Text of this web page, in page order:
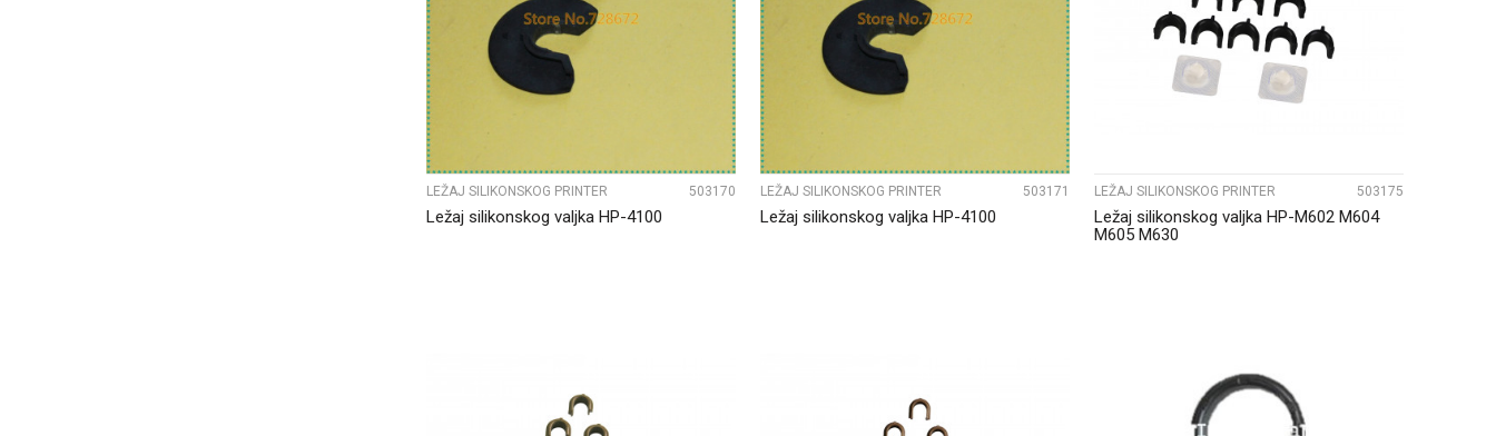
UPOREDI
LEŽAJ SILIKONSKOG PRINTER 503170
Ležaj silikonskog valjka HP-4100
UPOREDI
LEŽAJ SILIKONSKOG PRINTER 503171
Ležaj silikonskog valjka HP-4100
UPOREDI
LEŽAJ SILIKONSKOG PRINTER 503175
Ležaj silikonskog valjka HP-M602 M604
M605 M630